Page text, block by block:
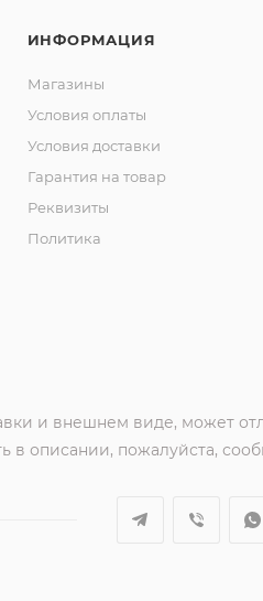
ИНФОРМАЦИЯ
Магазины
Условия оплаты
Условия доставки
Гарантия на товар
Реквизиты
Политика
и внешнем виде, может
описании, пожалуйста,